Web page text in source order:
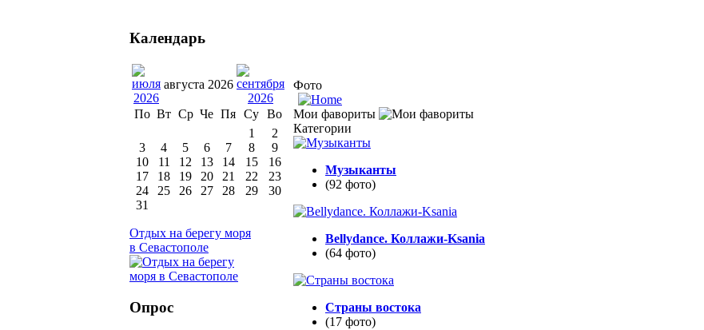
Фото
Мои фавориты
Категории
Музыканты
(92 фото)
Bellydance. Коллажи-Ksania
(64 фото)
Страны востока
(17 фото)
Календарь
августа 2026
По Вт Ср Че Пя Су Во
1
2
3
4 5 6 7 8
9
10
11 12 13 14 15
16
17
18 19 20 21 22
23
24
25 26 27 28 29
30
31
Отдых на берегу моря
в Севастополе
Опрос